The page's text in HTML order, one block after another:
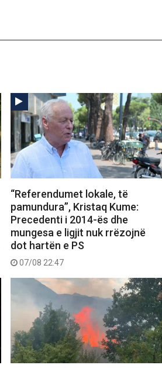
“Referendumet lokale, të
pamundura”, Kristaq Kume:
Precedenti i 2014-ës dhe
mungesa e ligjit nuk rrëzojnë
dot hartën e PS
07/08 22:47